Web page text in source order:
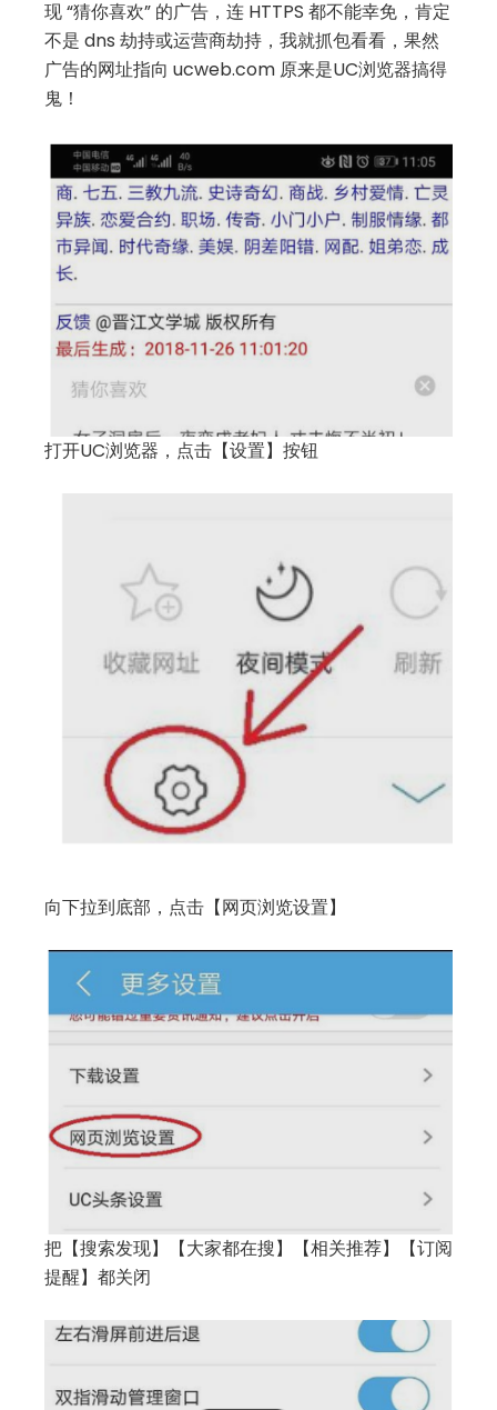
现 “猜你喜欢” 的广告，连 HTTPS 都不能幸免，肯定
不是 dns 劫持或运营商劫持，我就抓包看看，果然
广告的网址指向 ucweb.com 原来是UC浏览器搞得
鬼！
打开UC浏览器，点击【设置】按钮
向下拉到底部，点击【网页浏览设置】
把【搜索发现】【大家都在搜】【相关推荐】【订阅
提醒】都关闭